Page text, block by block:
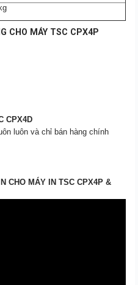
CHO MÁY TSC CPX4P
CPX4D
luôn và chỉ bán hàng chính
CHO MÁY IN TSC CPX4P &